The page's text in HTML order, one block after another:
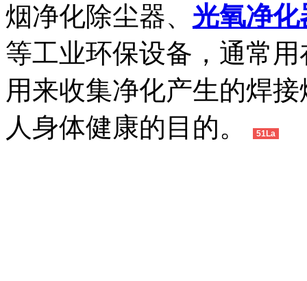
烟净化除尘器、 光氧净化
等工业环保设备，通常
用来收集净化产生的焊
人身体健康的目的。
51La